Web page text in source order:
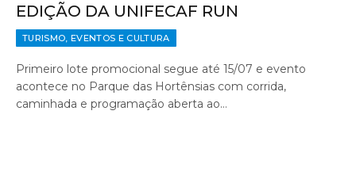
EDIÇÃO DA UNIFECAF RUN
TURISMO, EVENTOS E CULTURA
Primeiro lote promocional segue até 15/07 e evento
acontece no Parque das Hortênsias com corrida,
caminhada e programação aberta ao…